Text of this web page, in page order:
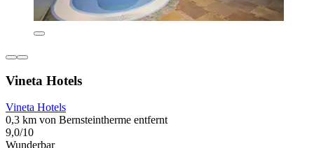
Vineta Hotels
Vineta Hotels
0,3 km von Bernsteintherme entfernt
9,0/10
Wunderbar